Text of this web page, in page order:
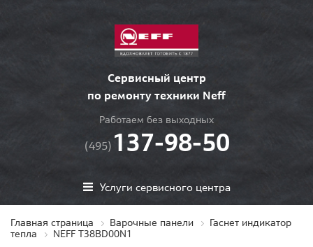
Сервисный центр
по ремонту техники Neff
Работаем без выходных
(495) 137-98-50
Услуги сервисного центра
Главная страница Варочные панели
Гаснет индикатор
тепла
NEFF T38BD00N1